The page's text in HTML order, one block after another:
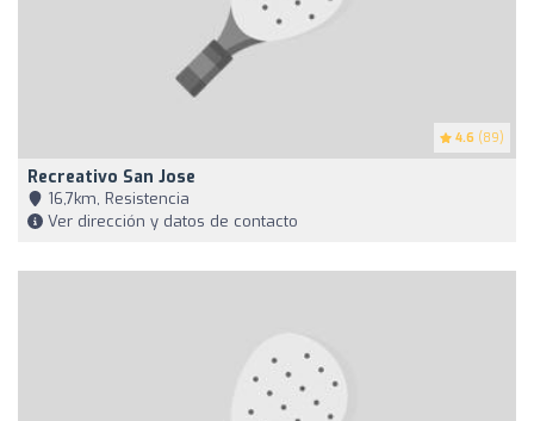
4.6 (89)
Recreativo San Jose
16,7km, Resistencia
Ver dirección y datos de contacto